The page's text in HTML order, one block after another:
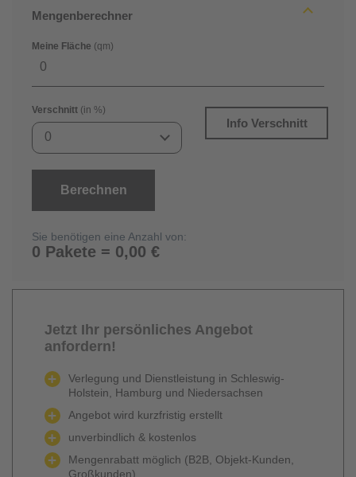
Mengenberechner
Meine Fläche (qm)
Verschnitt (in %)
0
Info Verschnitt
Berechnen
Sie benötigen eine Anzahl von:
0 Pakete = 0,00 €
Jetzt Ihr persönliches Angebot
anfordern!
Verlegung und Dienstleistung in Schleswig-
Holstein, Hamburg und Niedersachsen
Angebot wird kurzfristig erstellt
unverbindlich & kostenlos
Mengenrabatt möglich (B2B, Objekt-Kunden,
Großkunden)